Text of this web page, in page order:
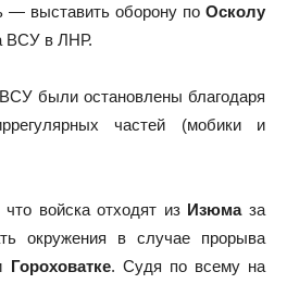
— выставить оборону по Осколу
ВСУ в ЛНР.
ВСУ были остановлены благодаря
частей (мобики и
войска отходят из Изюмаза
окружения в случае прорыва
Гороховатке. Судя по всему на